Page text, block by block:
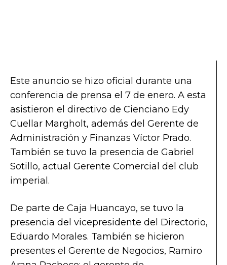
Este anuncio se hizo oficial durante una
conferencia de prensa el 7 de enero. A esta
asistieron el directivo de Cienciano Edy
Cuellar Margholt, además del Gerente de
Administración y Finanzas Víctor Prado.
También se tuvo la presencia de Gabriel
Sotillo, actual Gerente Comercial del club
imperial.
De parte de Caja Huancayo, se tuvo la
presencia del vicepresidente del Directorio,
Eduardo Morales. También se hicieron
presentes el Gerente de Negocios, Ramiro